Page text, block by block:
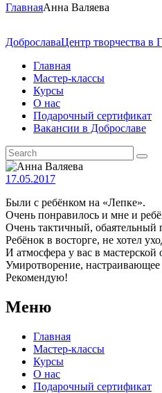
ГлавнаяАнна Валяева
ДоброславаЦентр творчества в
Главная
Мастер-классы
Курсы
О нас
Подарочный сертификат
Вакансии в Доброславе
17.05.2017
Были с ребёнком на «Лепке».
Очень понравилось и мне и
Очень тактичный, обаятельный
Ребёнок в восторге, не хотел
И атмосфера у вас в мастерской
Умиротворение,
Рекомендую!
Меню
Главная
Мастер-классы
Курсы
О нас
Подарочный сертификат